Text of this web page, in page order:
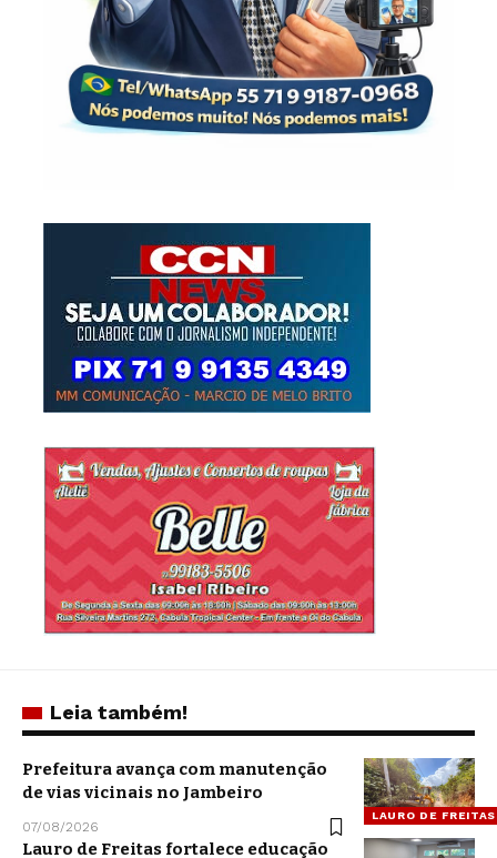
Leia também!
LAURO DE FREITAS
Prefeitura avança com manutenção
de vias vicinais no Jambeiro
07/08/2026
Lauro de Freitas fortalece educação